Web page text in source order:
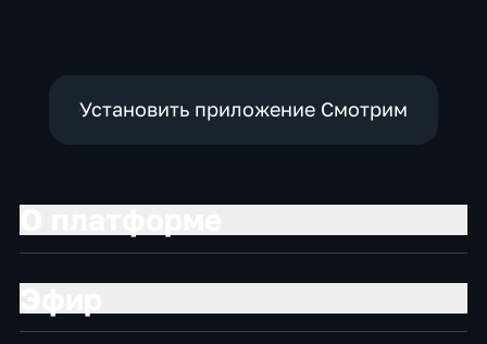
Установить приложение Смотрим